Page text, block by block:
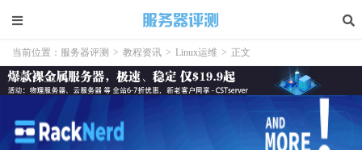
当前位置： 服务器评测 > 教程资讯 > Linux运维 > 正文